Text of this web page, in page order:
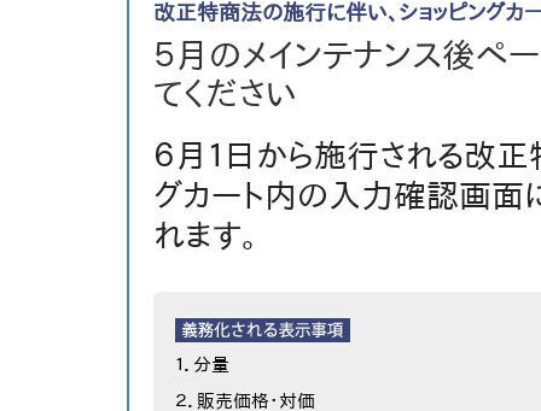
改正特商法の施行に伴い、ショッピング
５月のメインテナンス後ペ
てください
６月１日から施行される改
グカート内の入力確認画面
れます。
１．分量
２．販売価格・対価